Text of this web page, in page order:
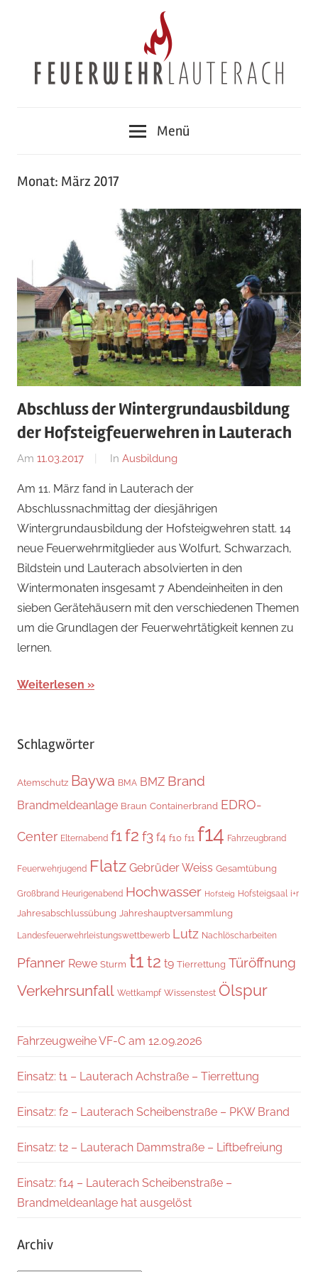
Lauterach
Menü
Monat: März 2017
Abschluss der Wintergrundausbildung
der Hofsteigfeuerwehren in Lauterach
Am 11.03.2017
Von
In Ausbildung
Am 11. März fand in Lauterach der
Abschlussnachmittag der diesjährigen
Wintergrundausbildung der Hofsteigwehren statt. 14
neue Feuerwehrmitglieder aus Wolfurt, Schwarzach,
Bildstein und Lauterach absolvierten in den
Wintermonaten insgesamt 7 Abendeinheiten in den
sieben Gerätehäusern mit den verschiedenen Themen
um die Grundlagen der Feuerwehrtätigkeit kennen zu
lernen.
Weiterlesen
Schlagwörter
Atemschutz Baywa BMA BMZ Brand
Brandmeldeanlage Braun Containerbrand EDRO-
Center Elternabend f1f2 f3 f4 f10 f11 f14 Fahrzeugbrand
Feuerwehrjugend Flatz Gebrüder Weiss Gesamtübung
Großbrand Heurigenabend Hochwasser Hofsteig Hofsteigsaal i+r
Jahresabschlussübung Jahreshauptversammlung
Landesfeuerwehrleistungswettbewerb Lutz Nachlöscharbeiten
Pfanner Rewe Sturm t1t2 t9 Tierrettung Türöffnung
Verkehrsunfall Wettkampf Wissenstest Ölspur
Fahrzeugweihe VF-C am 12.09.2026
Einsatz: t1 – Lauterach Achstraße – Tierrettung
Einsatz: f2 – Lauterach Scheibenstraße – PKW Brand
Einsatz: t2 – Lauterach Dammstraße – Liftbefreiung
Einsatz: f14 – Lauterach Scheibenstraße –
Brandmeldeanlage hat ausgelöst
Archiv